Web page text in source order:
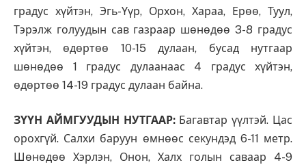
градус хүйтэн, Эгь-Үүр, Орхон, Хараа, Ерөө, Туул,
Тэрэлж голуудын сав газраар шөнөдөө 3-8 градус
хүйтэн, өдөртөө 10-15 дулаан, бусад нутгаар
шөнөдөө 1 градус дулаанаас 4 градус хүйтэн,
өдөртөө 14-19 градус дулаан байна.
ЗҮҮН АЙМГУУДЫН НУТГААР:Багавтар үүлтэй. Цас
орохгүй. Салхи баруун өмнөөс секундэд 6-11 метр.
Шөнөдөө Хэрлэн, Онон, Халх голын саваар 4-9